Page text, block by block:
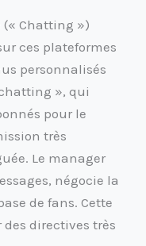
Chatting »)
ces plateformes
personnalisés
», qui
pour le
très
Le manager
négocie la
de fans. Cette
directives très